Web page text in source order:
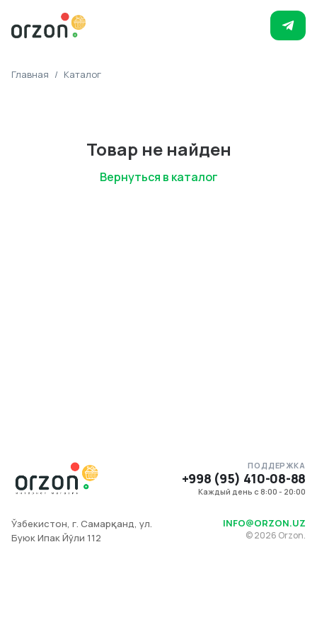
Главная / Каталог
Товар не найден
Вернуться в каталог
ПОДДЕРЖКА
+998 (95) 410-08-88
Каждый день с 8:00 - 20:00
Ўзбекистон, г. Самарқанд, ул.
Буюк Ипак Йўли 112
INFO@ORZON.UZ
©2026 Orzon.